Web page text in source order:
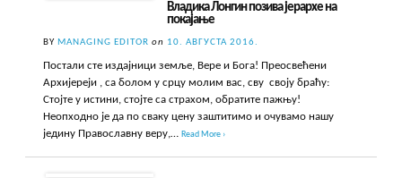
Владика Лонгин позива јерархе на
покајање
BYMANAGING EDITOR on 10. АВГУСТА 2016.
Постали сте издајници земље, Вере и Бога! Преосвећени
Архијереји , са болом у срцу молим вас, сву своју браћу:
Стојте у истини, стојте са страхом, обратите пажњу!
Неопходно је да по сваку цену заштитимо и очувамо нашу
једину Православну веру,…Read More ›